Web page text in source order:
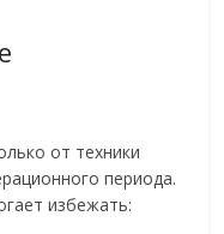
от техники
периода.
избежать: